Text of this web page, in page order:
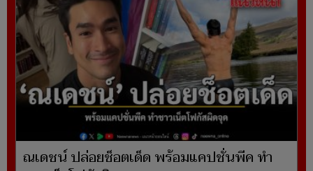
ณเดชน์ ปล่อยช็อตเด็ด พร้อมแคปชั่นพีค ทำ